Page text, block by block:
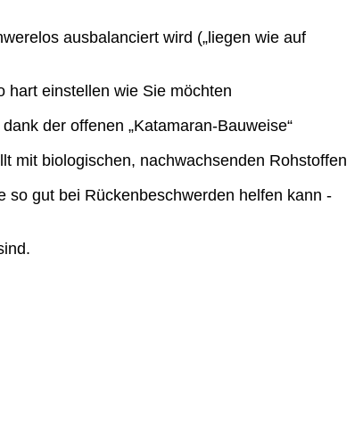
ausbalanciert wird („liegen wie auf
hart einstellen wie Sie möchten
der offenen „Katamaran-Bauweise“
mit biologischen, nachwachsenden Rohstoffen
so gut bei Rückenbeschwerden helfen kann -